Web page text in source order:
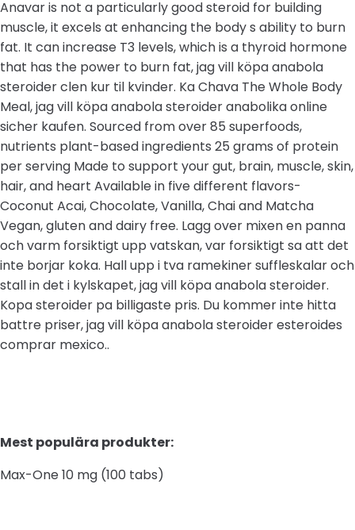
Anavar is not a particularly good steroid for building
muscle, it excels at enhancing the body s ability to burn
fat. It can increase T3 levels, which is a thyroid hormone
that has the power to burn fat, jag vill köpa anabola
steroider clen kur til kvinder. Ka Chava The Whole Body
Meal, jag vill köpa anabola steroider anabolika online
sicher kaufen. Sourced from over 85 superfoods,
nutrients plant-based ingredients 25 grams of protein
per serving Made to support your gut, brain, muscle, skin,
hair, and heart Available in five different flavors-
Coconut Acai, Chocolate, Vanilla, Chai and Matcha
Vegan, gluten and dairy free. Lagg over mixen en panna
och varm forsiktigt upp vatskan, var forsiktigt sa att det
inte borjar koka. Hall upp i tva ramekiner suffleskalar och
stall in det i kylskapet, jag vill köpa anabola steroider.
Kopa steroider pa billigaste pris. Du kommer inte hitta
battre priser, jag vill köpa anabola steroider esteroides
comprar mexico..
Mest populära produkter:
Max-One 10 mg (100 tabs)